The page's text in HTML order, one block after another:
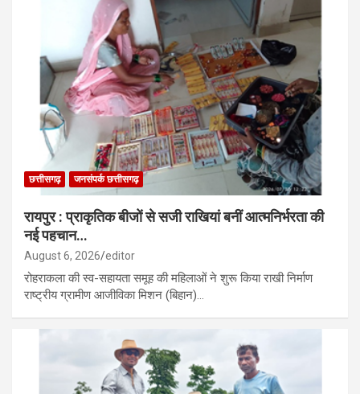
छत्तीसगढ़ जनसंपर्क छत्तीसगढ़
रायपुर : प्राकृतिक बीजों से सजी राखियां बनीं आत्मनिर्भरता की
नई पहचान…
August 6, 2026 editor
रोहराकला की स्व-सहायता समूह की महिलाओं ने शुरू किया राखी निर्माण
राष्ट्रीय ग्रामीण आजीविका मिशन (बिहान)…